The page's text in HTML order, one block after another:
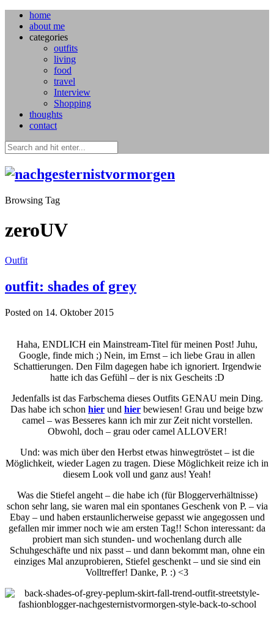
home
about me
categories
outfits
living
food
travel
Interview
Shopping
thoughts
contact
Browsing Tag
zeroUV
Outfit
outfit: shades of grey
Posted on 14. Oktober 2015
Haha, ENDLICH ein Mainstream-Titel für meinen Post! Juhu,
Google, finde mich ;) Nein, im Ernst – ich liebe Grau in allen
Schattierungen. Den Film dagegen habe ich ignoriert. Irgendwie
hatte ich das Gefühl – der is nix Gescheits :D
Jedenfalls ist das Farbschema dieses Outfits GENAU mein Ding.
Das habe ich schon hier und hier bewiesen! Grau und beige bzw
camel – was Besseres kann ich mir zur Zeit nicht vorstellen.
Obwohl, doch – grau oder camel ALLOVER!
Und: was mich über den Herbst etwas hinwegtröstet – ist die
Möglichkeit, wieder Lagen zu tragen. Diese Möglichkeit reize ich in
diesem Look voll und ganz aus! Yeah!
Was die Stiefel angeht – die habe ich (für Bloggerverhältnisse)
schon sehr lang, sie waren mal ein spontanes Geschenk von P. – via
Ebay – und haben erstaunlicherweise gepasst wie angegossen und
gefallen mir immer noch wie am ersten Tag!! Schon interessant: da
probiert man sich stunden- und wochenlang durch alle
Schuhgeschäfte und nix passt – und dann bekommt man, ohne ein
einziges Mal anzuprobieren, Stiefel geschenkt – und sie sind ein
Volltreffer! Danke, P. :) <3